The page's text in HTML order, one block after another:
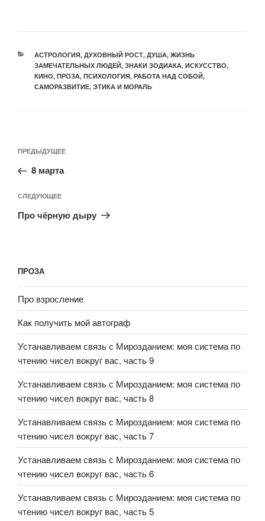
АСТРОЛОГИЯ, ДУХОВНЫЙ РОСТ, ДУША, ЖИЗНЬ
ЗАМЕЧАТЕЛЬНЫХ ЛЮДЕЙ, ЗНАКИ ЗОДИАКА, ИСКУССТВО,
КИНО, ПРОЗА, ПСИХОЛОГИЯ, РАБОТА НАД СОБОЙ,
САМОРАЗВИТИЕ, ЭТИКА И МОРАЛЬ
ПРЕДЫДУЩЕЕ
8 марта
СЛЕДУЮЩЕЕ
Про чёрную дыру
ПРОЗА
Про взросление
Как получить мой автограф
Устанавливаем связь с Мирозданием: моя система по
чтению чисел вокруг вас, часть 9
Устанавливаем связь с Мирозданием: моя система по
чтению чисел вокруг вас, часть 8
Устанавливаем связь с Мирозданием: моя система по
чтению чисел вокруг вас, часть 7
Устанавливаем связь с Мирозданием: моя система по
чтению чисел вокруг вас, часть 6
Устанавливаем связь с Мирозданием: моя система по
чтению чисел вокруг вас, часть 5